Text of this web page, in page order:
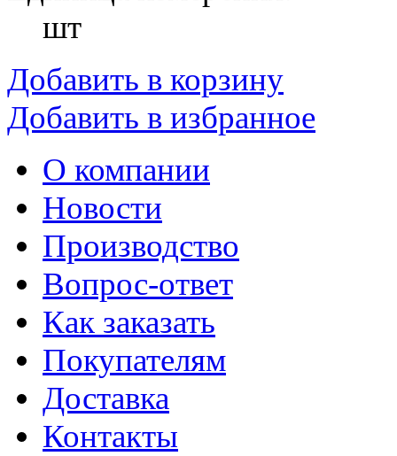
шт
Добавить в корзину
Добавить в избранное
О компании
Новости
Производство
Вопрос-ответ
Как заказать
Покупателям
Доставка
Контакты